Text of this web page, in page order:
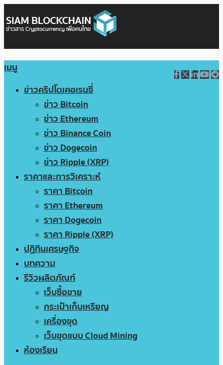
เมนู
ข่าวคริปโตเคอเรนซี่
ข่าว Bitcoin
ข่าว Ethereum
ข่าว Binance Coin
ข่าว Dogecoin
ข่าว Ripple (XRP)
ราคาและการวิเคราะห์
ราคา Bitcoin
ราคา Ethereum
ราคา Dogecoin
ราคา Ripple (XRP)
ปฏิทินเศรษฐกิจ
บทความ
รีวิวผลิตภัณฑ์
เว็บซื้อขาย
กระเป๋าเก็บเหรียญ
เครื่องขุด
เว็บขุดแบบ Cloud Mining
ห้องเรียน